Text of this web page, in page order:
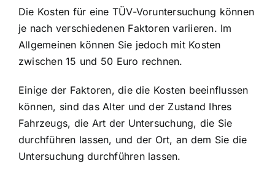
Die Kosten für eine TÜV-Voruntersuchung können
je nach verschiedenen Faktoren variieren. Im
Allgemeinen können Sie jedoch mit Kosten
zwischen 15 und 50 Euro rechnen.
Einige der Faktoren, die die Kosten beeinflussen
können, sind das Alter und der Zustand Ihres
Fahrzeugs, die Art der Untersuchung, die Sie
durchführen lassen, und der Ort, an dem Sie die
Untersuchung durchführen lassen.